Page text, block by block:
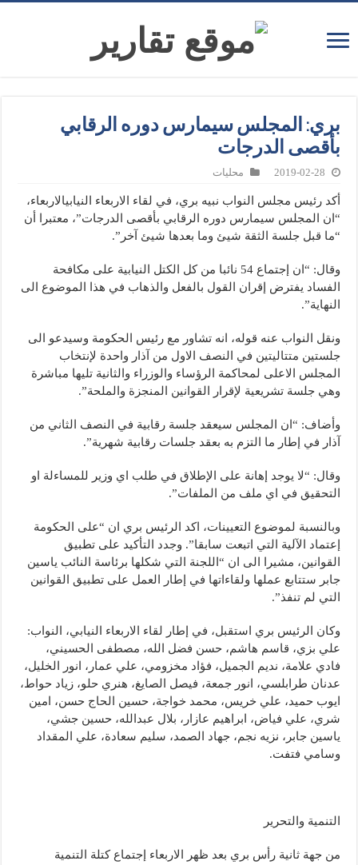
بري: المجلس سيمارس دوره الرقابي
بأقصى الدرجات
2019-02-28 محليات
أكد رئيس مجلس النواب نبيه بري، في لقاء الاربعاء النيابيالاربعاء،
“ان المجلس سيمارس دوره الرقابي بأقصى الدرجات”، معتبرا أن
“ما قبل جلسة الثقة شيئ وما بعدها شيئ آخر”.
وقال: “ان إجتماع 54 نائبا من كل الكتل النيابية على مكافحة
الفساد يفترض إقران القول بالفعل والذهاب في هذا الموضوع الى
النهاية”.
ونقل النواب عنه قوله، انه تشاور مع رئيس الحكومة وسيدعو الى
جلستين متتاليتين في النصف الاول من آذار واحدة لإنتخاب
المجلس الاعلى لمحاكمة الرؤساء والوزراء والثانية تليها مباشرة
وهي جلسة تشريعية لإقرار القوانين المنجزة والملحة”.
وأضاف: “ان المجلس سيعقد جلسة رقابية في النصف الثاني من
آذار في إطار ما التزم به بعقد جلسات رقابية شهرية”.
وقال: “لا يوجد إهانة على الإطلاق في طلب اي وزير للمساءلة او
التحقيق في اي ملف من الملفات”.
وبالنسبة لموضوع التعيينات، اكد الرئيس بري ان “على الحكومة
إعتماد الآلية التي اتبعت سابقا”. وجدد التأكيد على تطبيق
القوانين، مشيرا الى ان “اللجنة التي شكلها برئاسة النائب ياسين
جابر ستتابع عملها ولقاءاتها في إطار العمل على تطبيق القوانين
التي لم تنفذ”.
وكان الرئيس بري استقبل، في إطار لقاء الاربعاء النيابي، النواب:
علي بزي، قاسم هاشم، حسن فضل الله، مصطفى الحسيني،
فادي علامة، نديم الجميل، فؤاد مخزومي، علي عمار، انور الخليل،
عدنان طرابلسي، انور جمعة، فيصل الصايغ، هنري حلو، زياد حواط،
ايوب حميد، علي خريس، محمد خواجة، حسين الحاج حسن، امين
شري، علي فياض، ابراهيم عازار، بلال عبدالله، حسين جشي،
ياسين جابر، نزيه نجم، جهاد الصمد، سليم سعادة، علي المقداد
وسامي فتفت.
التنمية والتحرير
من جهة ثانية رأس بري بعد ظهر الاربعاء إجتماع كتلة التنمية